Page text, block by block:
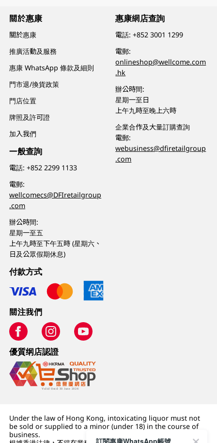
關於惠康
關於惠康
推廣活動及服務
惠康 WhatsApp 條款及細則
門市退/換貨政策
門店位置
牌照及許可證
加入我們
一般查詢
電話:+852 2299 1133
電郵:
wellcomecs@DFIretailgroup
.com
辦公時間:
星期一至五
上午九時至下午五時 (星期六、
日及公眾假期休息)
惠康網店查詢
電話:+852 3001 1299
電郵:
onlineshop@wellcome.com
.hk
辦公時間:
星期一至日
上午九時至晚上六時
企業合作及大量訂購查詢
電郵:
webusiness@dfiretailgroup
.com
付款方式
關注我們
優質纲店認證
Under the law of Hong Kong, intoxicating liquor must not
be sold or supplied to a minor (under 18) in the course of
business.
訂閱惠康WhatsApp帳號